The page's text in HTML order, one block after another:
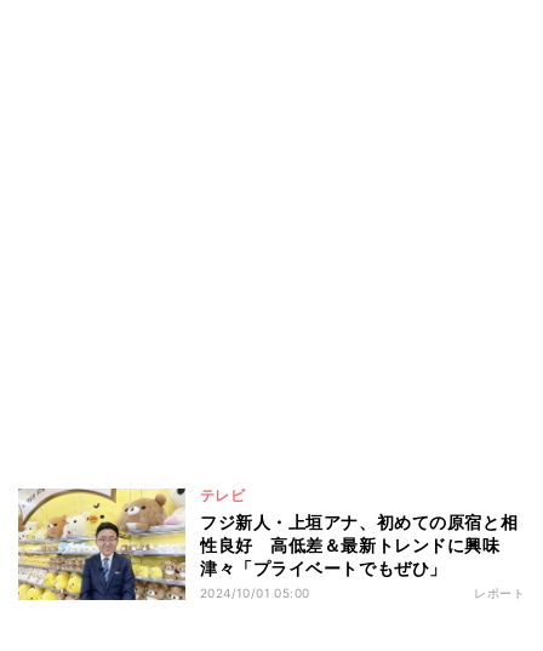
テレビ
フジ新人・上垣アナ、初めての原宿と相
性良好 高低差＆最新トレンドに興味
津々「プライベートでもぜひ」
2024/10/01 05:00 レポート